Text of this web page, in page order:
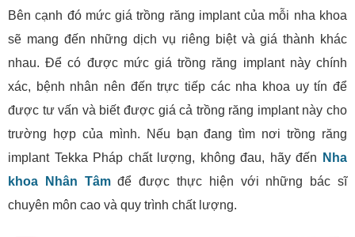
Bên cạnh đó mức giá trồng răng implant của mỗi nha khoa
sẽ mang đến những dịch vụ riêng biệt và giá thành khác
nhau. Để có được mức giá trồng răng implant này chính
xác, bệnh nhân nên đến trực tiếp các nha khoa uy tín để
được tư vấn và biết được giá cả trồng răng implant này cho
trường hợp của mình. Nếu bạn đang tìm nơi trồng răng
implant Tekka Pháp chất lượng, không đau, hãy đến
Nha
khoa Nhân Tâmđể được thực hiện với những bác sĩ
chuyên môn cao và quy trình chất lượng.